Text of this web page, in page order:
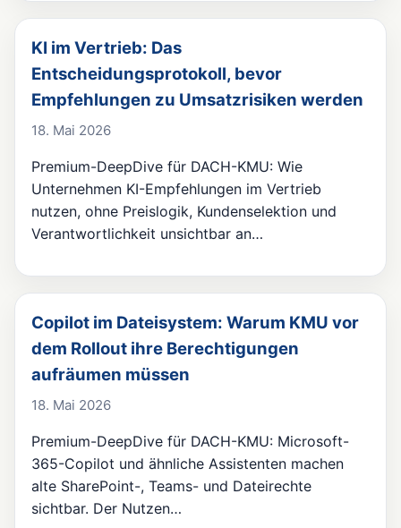
KI im Vertrieb: Das
Entscheidungsprotokoll, bevor
Empfehlungen zu Umsatzrisiken werden
18. Mai 2026
Premium-DeepDive für DACH-KMU: Wie
Unternehmen KI-Empfehlungen im Vertrieb
nutzen, ohne Preislogik, Kundenselektion und
Verantwortlichkeit unsichtbar an…
Copilot im Dateisystem: Warum KMU vor
dem Rollout ihre Berechtigungen
aufräumen müssen
18. Mai 2026
Premium-DeepDive für DACH-KMU: Microsoft-
365-Copilot und ähnliche Assistenten machen
alte SharePoint-, Teams- und Dateirechte
sichtbar. Der Nutzen…